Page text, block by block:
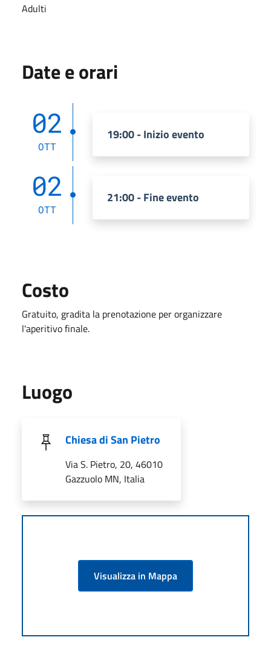
Adulti
Date e orari
02
OTT
19:00 - Inizio evento
02
OTT
21:00 - Fine evento
Costo
Gratuito, gradita la prenotazione per organizzare
l'aperitivo finale.
Luogo
Chiesa di San Pietro
Via S. Pietro, 20, 46010
Gazzuolo MN, Italia
Visualizza in Mappa